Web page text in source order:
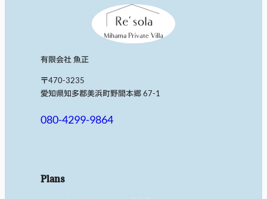
有限会社 魚正
〒470-3235
愛知県知多郡美浜町野間本郷 67-1
080-4299-9864
Plans